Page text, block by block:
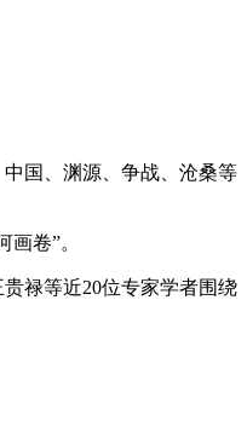
国、渊源、争战、沧桑等
卷”。
禄等近20位专家学者围绕